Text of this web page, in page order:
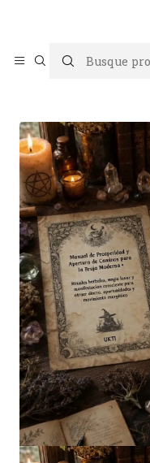
Inicio
Ebook